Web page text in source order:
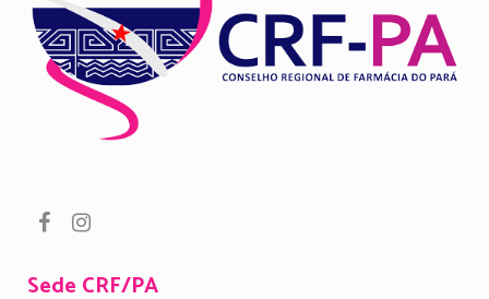
Sede CRF/PA